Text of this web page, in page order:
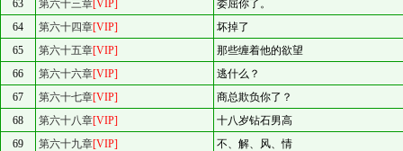
63
第六十三章[VIP]
委屈你了。
64
第六十四章[VIP]
坏掉了
65
第六十五章[VIP]
那些缠着他的欲望
66
第六十六章[VIP]
逃什么？
67
第六十七章[VIP]
商总欺负你了？
68
第六十八章[VIP]
十八岁钻石男高
69
第六十九章[VIP]
不、解、风、情